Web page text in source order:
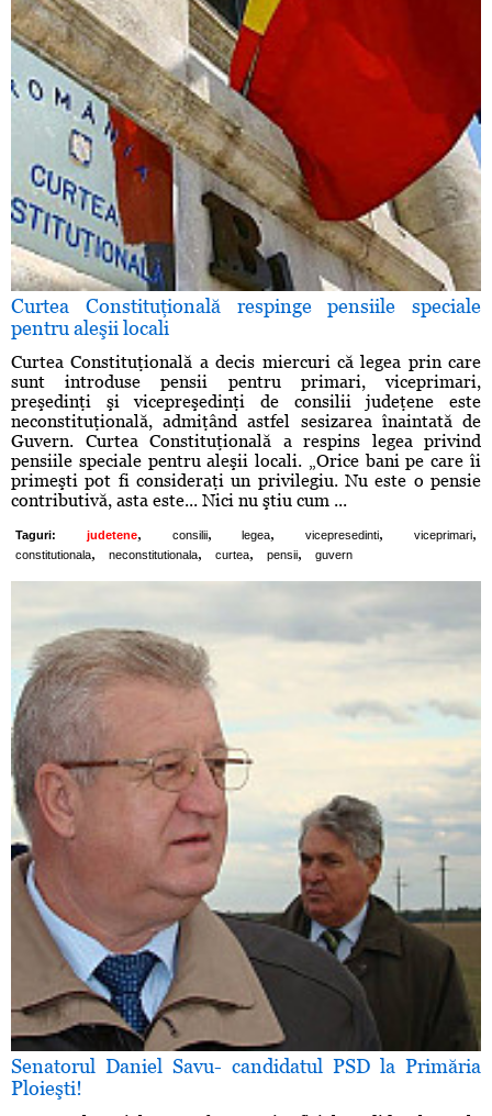
Curtea Constituţională respinge pensiile speciale
pentru aleşii locali
Curtea Constituţională a decis miercuri că legea prin care
sunt introduse pensii pentru primari, viceprimari,
preşedinţi şi vicepreşedinţi de consilii judeţene este
neconstituţională, admiţând astfel sesizarea înaintată de
Guvern. Curtea Constituţională a respins legea privind
pensiile speciale pentru aleşii locali. „Orice bani pe care îi
primeşti pot fi consideraţi un privilegiu. Nu este o pensie
contributivă, asta este... Nici nu ştiu cum ...
Taguri: judetene, consilii, legea, vicepresedinti, viceprimari,
constitutionala, neconstitutionala, curtea, pensii, guvern
Senatorul Daniel Savu- candidatul PSD la Primăria
Ploieşti!